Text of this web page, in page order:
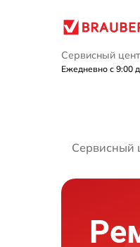
Сервисный
Ежедневно с 9:00
Сервисный